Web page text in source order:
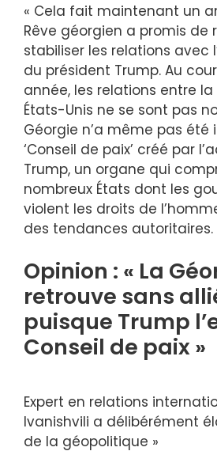
« Cela fait maintenant un
Rêve géorgien a promis de
stabiliser les relations avec
du président Trump. Au
année, les relations entre
États-Unis ne se sont pas
Géorgie n’a même pas été
‘Conseil de paix’ créé par
Trump, un organe qui
nombreux États dont les
violent les droits de
des tendances autoritaires.
Opinion : « La
retrouve sans
puisque Trump
Conseil de paix »
Expert en relations
Ivanishvili a délibérément
de la géopolitique »